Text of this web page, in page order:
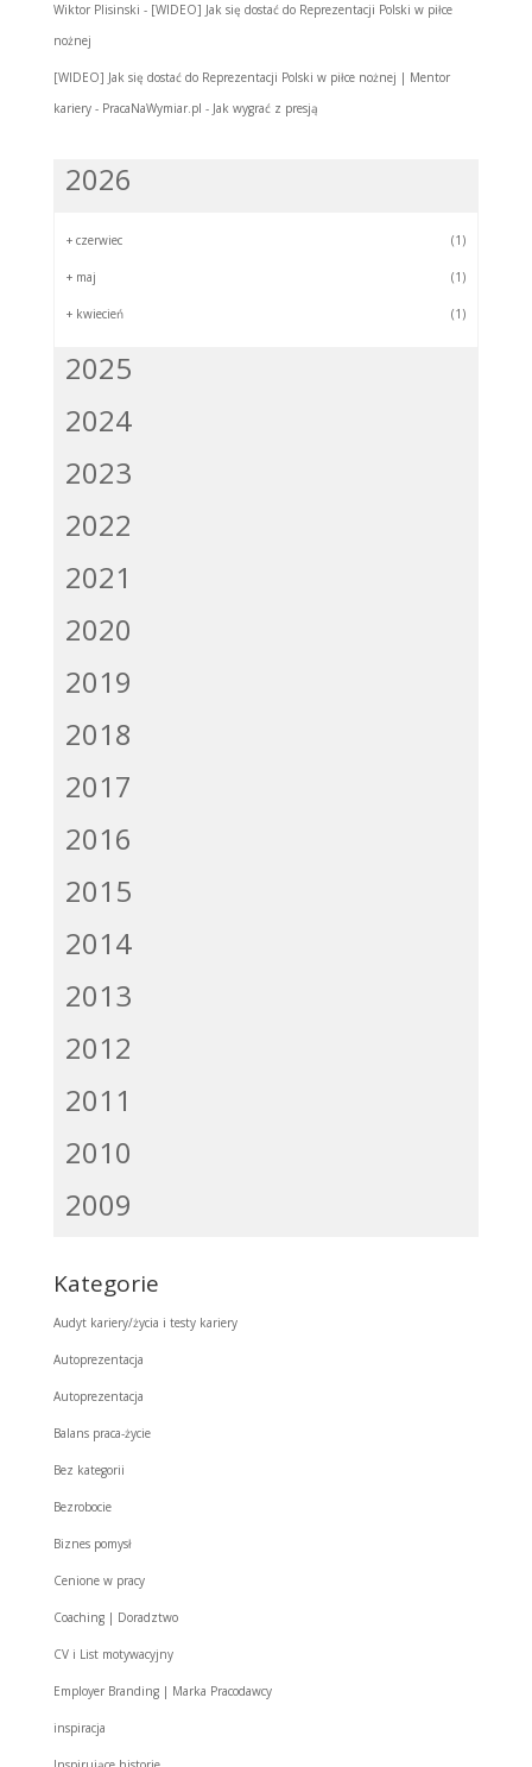
Wiktor Plisinski - [WIDEO] Jak się dostać do Reprezentacji Polski w piłce
nożnej
[WIDEO] Jak się dostać do Reprezentacji Polski w piłce nożnej | Mentor
kariery - PracaNaWymiar.pl - Jak wygrać z presją
2026
+ czerwiec (1)
+ maj (1)
+ kwiecień (1)
2025
2024
2023
2022
2021
2020
2019
2018
2017
2016
2015
2014
2013
2012
2011
2010
2009
Kategorie
Audyt kariery/życia i testy kariery
Autoprezentacja
Autoprezentacja
Balans praca-życie
Bez kategorii
Bezrobocie
Biznes pomysł
Cenione w pracy
Coaching | Doradztwo
CV i List motywacyjny
Employer Branding | Marka Pracodawcy
inspiracja